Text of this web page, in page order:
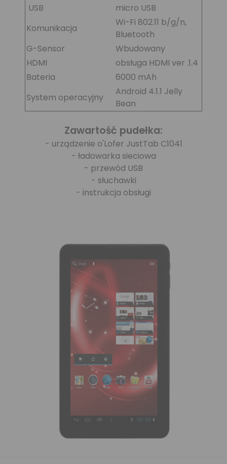
USB
micro USB
Komunikacja
Wi-Fi 802.11 b/g/n,
Bluetooth
G-Sensor
Wbudowany
HDMI
obsługa HDMI ver .1.4
Bateria
6000 mAh
System operacyjny
Android 4.1.1 Jelly
Bean
Zawartość pudełka:
- urządzenie o'Lofer JustTab C1041
- ładowarka sieciowa
- przewód USB
- słuchawki
- instrukcja obsługi